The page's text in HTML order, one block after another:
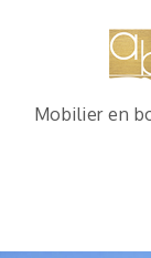
Mobilier en